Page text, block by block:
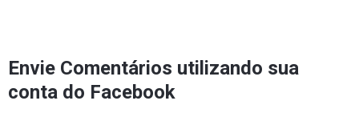
Envie Comentários utilizando sua
conta do Facebook